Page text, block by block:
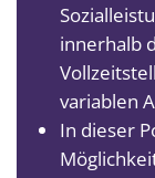
innerhalb
variablen
In dieser